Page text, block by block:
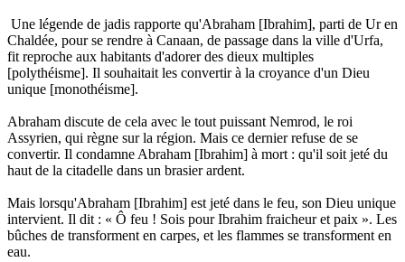
Une légende de jadis rapporte qu'Abraham [Ibrahim], parti de Ur en
Chaldée, pour se rendre à Canaan, de passage dans la ville d'Urfa,
fit reproche aux habitants d'adorer des dieux multiples
[polythéisme]. Il souhaitait les convertir à la croyance d'un Dieu
unique [monothéisme].
Abraham discute de cela avec le tout puissant Nemrod, le roi
Assyrien, qui règne sur la région. Mais ce dernier refuse de se
convertir. Il condamne Abraham [Ibrahim] à mort : qu'il soit jeté du
haut de la citadelle dans un brasier ardent.
Mais lorsqu'Abraham [Ibrahim] est jeté dans le feu, son Dieu unique
intervient. Il dit : « Ô feu ! Sois pour Ibrahim fraicheur et paix ». Les
bûches de transforment en carpes, et les flammes se transforment en
eau.